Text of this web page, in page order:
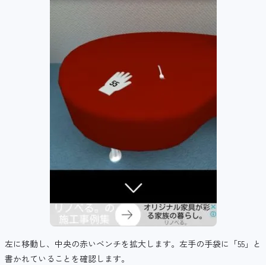
左に移動し、中央の赤いベンチを拡大します。左手の手袋に「55」と
書かれていることを確認します。